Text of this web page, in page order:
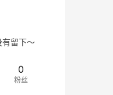
有留下～
0
粉丝